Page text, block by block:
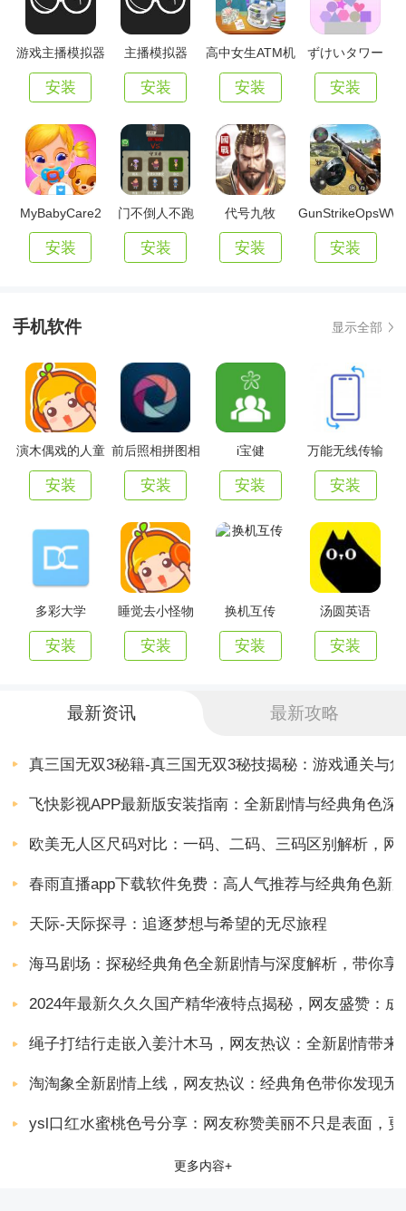
游戏主播模拟器
安装
主播模拟器
安装
高中女生ATM机
安装
ずけいタワー
安装
MyBabyCare2
安装
门不倒人不跑
安装
代号九牧
安装 安装
手机软件 显示全部
演木偶戏的人童
安装
前后照相拼图相
安装
i宝健
安装
万能无线传输
安装
多彩大学
安装
睡觉去小怪物
安装
换机互传
安装
汤圆英语
安装
最新资讯 最新攻略
真三国无双3秘籍-真三国无双3秘技揭秘：游戏通关与
飞快影视APP最新版安装指南：全新剧情与经典角色
欧美无人区尺码对比：一码、二码、三码区别解析，
春雨直播app下载软件免费：高人气推荐与经典角色新
天际-天际探寻：追逐梦想与希望的无尽旅程
海马剧场：探秘经典角色全新剧情与深度解析，带你享
2024年最新久久久国产精华液特点揭秘，网友盛赞：
绳子打结行走嵌入姜汁木马，网友热议：全新剧情带来
淘淘象全新剧情上线，网友热议：经典角色带你发现无
ysl口红水蜜桃色号分享：网友称赞美丽不只是表面，
更多内容+